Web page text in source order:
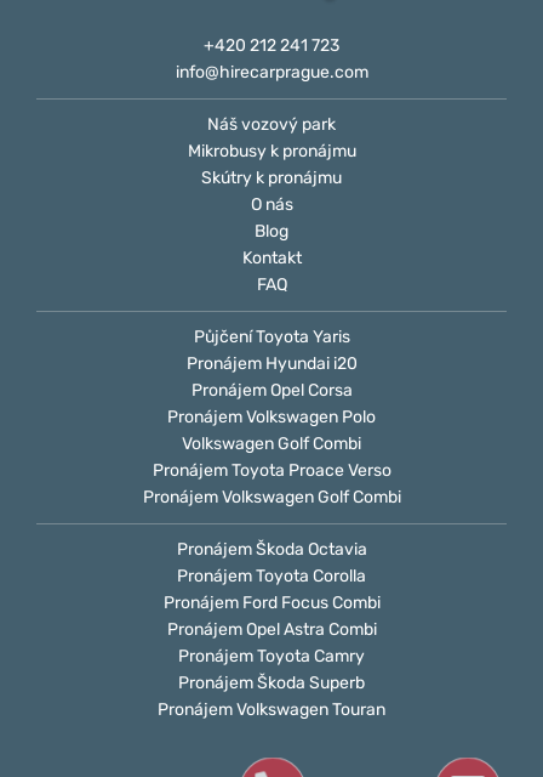
+420 212 241 723
info@hirecarprague.com
Náš vozový park
Mikrobusy k pronájmu
Skútry k pronájmu
O nás
Blog
Kontakt
FAQ
Půjčení Toyota Yaris
Pronájem Hyundai i20
Pronájem Opel Corsa
Pronájem Volkswagen Polo
Volkswagen Golf Combi
Pronájem Toyota Proace Verso
Pronájem Volkswagen Golf Combi
Pronájem Škoda Octavia
Pronájem Toyota Corolla
Pronájem Ford Focus Combi
Pronájem Opel Astra Combi
Pronájem Toyota Camry
Pronájem Škoda Superb
Pronájem Volkswagen Touran